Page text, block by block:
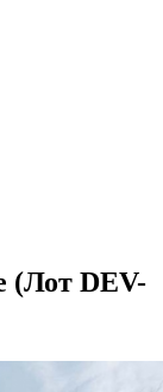
(Лот DEV-